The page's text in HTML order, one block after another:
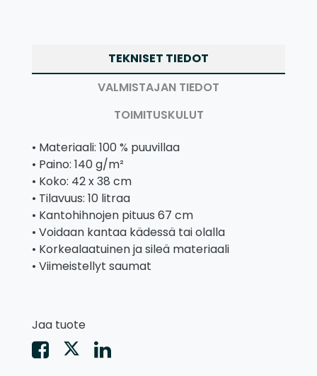
TEKNISET TIEDOT
VALMISTAJAN TIEDOT
TOIMITUSKULUT
• Materiaali: 100 % puuvillaa
• Paino: 140 g/m²
• Koko: 42 x 38 cm
• Tilavuus: 10 litraa
• Kantohihnojen pituus 67 cm
• Voidaan kantaa kädessä tai olalla
• Korkealaatuinen ja sileä materiaali
• Viimeistellyt saumat
Jaa tuote